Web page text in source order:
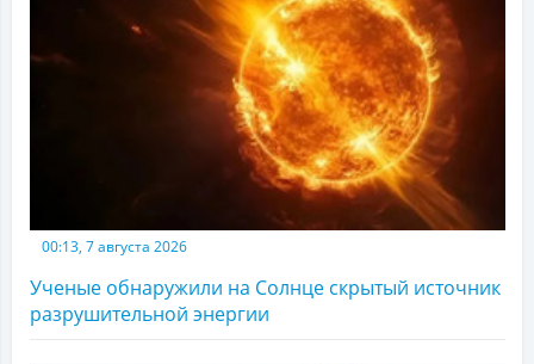
00:13, 7 августа 2026
Ученые обнаружили на Солнце скрытый источник
разрушительной энергии